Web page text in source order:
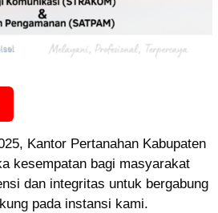
Kantor Pertanahan Kabupaten
kesempatan bagi masyarakat
dan integritas untuk bergabung
pada instansi kami.